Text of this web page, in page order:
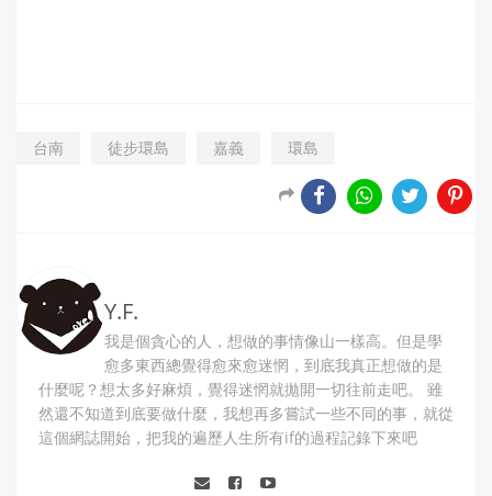
台南 徒步環島 嘉義 環島
Y.F.
我是個貪心的人，想做的事情像山一樣高。但是學
愈多東西總覺得愈來愈迷惘，到底我真正想做的是
什麼呢？想太多好麻煩，覺得迷惘就拋開一切往前走吧。 雖
然還不知道到底要做什麼，我想再多嘗試一些不同的事，就從
這個網誌開始，把我的遍歷人生所有if的過程記錄下來吧